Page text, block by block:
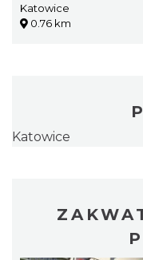
Katowice
0.76 km
Katowice